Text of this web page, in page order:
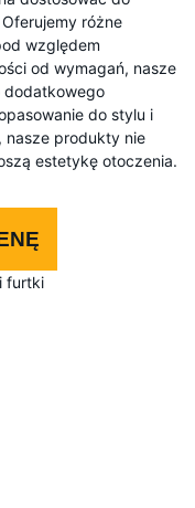
różne
względem
od wymagań, nasze
dodatkowego
do stylu i
nasze produkty nie
estetykę otoczenia.